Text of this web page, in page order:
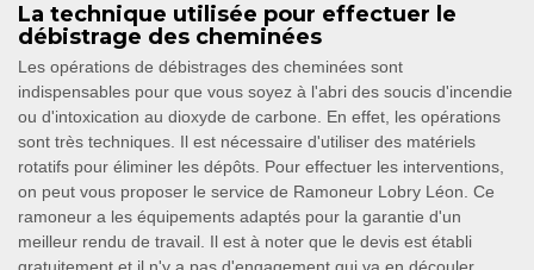
La technique utilisée pour effectuer le
débistrage des cheminées
Les opérations de débistrages des cheminées sont
indispensables pour que vous soyez à l'abri des soucis d'incendie
ou d'intoxication au dioxyde de carbone. En effet, les opérations
sont très techniques. Il est nécessaire d'utiliser des matériels
rotatifs pour éliminer les dépôts. Pour effectuer les interventions,
on peut vous proposer le service de Ramoneur Lobry Léon. Ce
ramoneur a les équipements adaptés pour la garantie d'un
meilleur rendu de travail. Il est à noter que le devis est établi